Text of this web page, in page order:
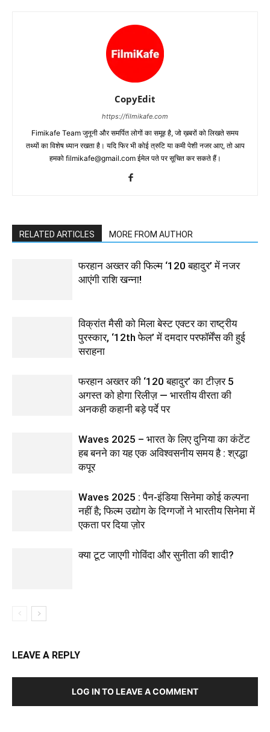
CopyEdit
https://filmikafe.com
Fimikafe Team जुनूनी और समर्पित लोगों का समूह है, जो ख़बरों को लिखते समय
तथ्‍यों का विशेष ध्‍यान रखता है। यदि फिर भी कोई त्रुटि या कमी पेशी नजर आए, तो आप
हमको filmikafe@gmail.com ईमेल पते पर सूचित कर सकते हैं।
RELATED ARTICLES MORE FROM AUTHOR
फरहान अख्तर की फिल्म ‘120 बहादुर’ में नजर
आएंगी राशि खन्ना!
विक्रांत मैसी को मिला बेस्ट एक्टर का राष्ट्रीय
पुरस्कार, ‘12th फेल’ में दमदार परफॉर्मेंस की हुई
सराहना
फरहान अख्तर की ‘120 बहादुर’ का टीज़र 5
अगस्त को होगा रिलीज़ — भारतीय वीरता की
अनकही कहानी बड़े पर्दे पर
Waves 2025 – भारत के लिए दुनिया का कंटेंट
हब बनने का यह एक अविश्वसनीय समय है : श्रद्धा
कपूर
Waves 2025 : पैन-इंडिया सिनेमा कोई कल्पना
नहीं है; फिल्म उद्योग के दिग्गजों ने भारतीय सिनेमा में
एकता पर दिया ज़ोर
क्या टूट जाएगी गोविंदा और सुनीता की शादी?
LEAVE A REPLY
LOG IN TO LEAVE A COMMENT